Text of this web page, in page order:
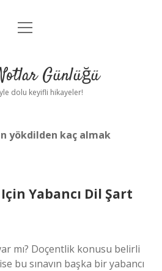
Anasayfa
Yasal Uyarı
menüyü
Günlüğü
dolu keyifli hikayeler!
yökdilden kaç almak
Yabancı Dil Şart
mı? Doçentlik konusu belirli
bu sınavın başka bir yabancı